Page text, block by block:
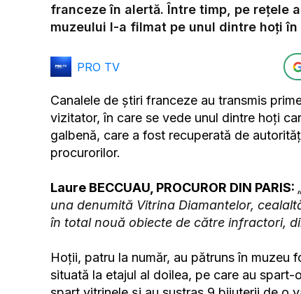
franceze în alertă. Între timp, pe rețele
muzeului l-a filmat pe unul dintre hoți în
PRO TV
Canalele de știri franceze au transmis
vizitator, în care se vede unul dintre hoți
galbenă, care a fost recuperată de
procurorilor.
Laure BECCUAU, PROCUROR DIN PARIS:
una denumită Vitrina Diamantelor,
în total nouă obiecte de către infractori,
Hoții, patru la număr, au pătruns în muzeu
situată la etajul al doilea, pe care au